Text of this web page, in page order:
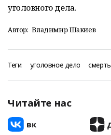
уголовного дела.
Автор: Владимир Шакиев
Теги: уголовное дело смерть
Читайте нас